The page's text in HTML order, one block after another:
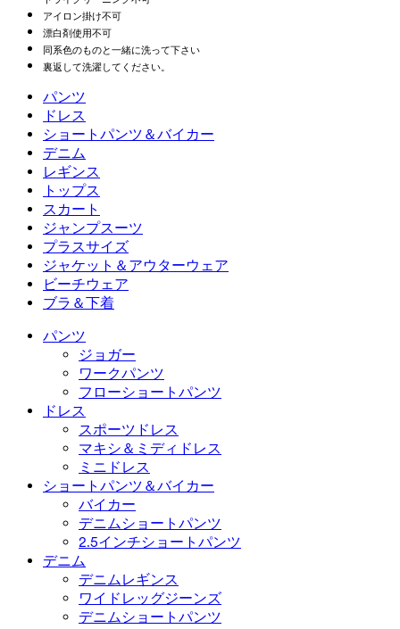
アイロン掛け不可
漂白剤使用不可
同系色のものと一緒に洗って下さい
裏返して洗濯してください。
パンツ
パンツ
ジョガー
ワークパンツ
フローショートパンツ
ドレス
ドレス
スポーツドレス
マキシ＆ミディドレス
ミニドレス
ショートパンツ＆バイカー
ショートパンツ＆バイカー
バイカー
デニムショートパンツ
2.5インチショートパンツ
デニム
デニム
デニムレギンス
ワイドレッグジーンズ
デニムショートパンツ
デニムスカート
レギンス
レギンス
デニムレギンス
ヒップアップレギンス
ヨガレギンス
トップス
トップス
スポーツブラ
Tシャツ
スカート
スカート
アクティブスカート
ミニスカート
マキシ＆ミディスカート
ジャンプスーツ
ジャンプスーツ
オーバーオール
ロンパース
プラスサイズ
プラスサイズ
プラスサイズボトムス
プラスサイズトップス
プラスサイズドレス
ジャケット＆アウターウェア
ジャケット＆アウターウェア
ジャケット＆アウターウェア
アウターウェア
ビーチウェア
ビーチウェア
水着トップス
水着ボトムス
水着セット
ブラ＆下着
ブラ＆下着
ブラ
下着
パンツ
ジョガー
ワークパンツ
フローショートパンツ
ドレス
スポーツドレス
マキシ＆ミディドレス
ミニドレス
ショートパンツ＆バイカー
バイカー
デニムショートパンツ
2.5インチショートパンツ
デニム
デニムレギンス
ワイドレッグジーンズ
デニムショートパンツ